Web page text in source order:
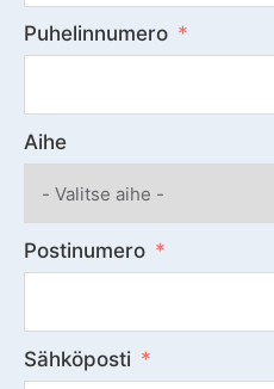
Puhelinnumero
Aihe
Postinumero
Sähköposti